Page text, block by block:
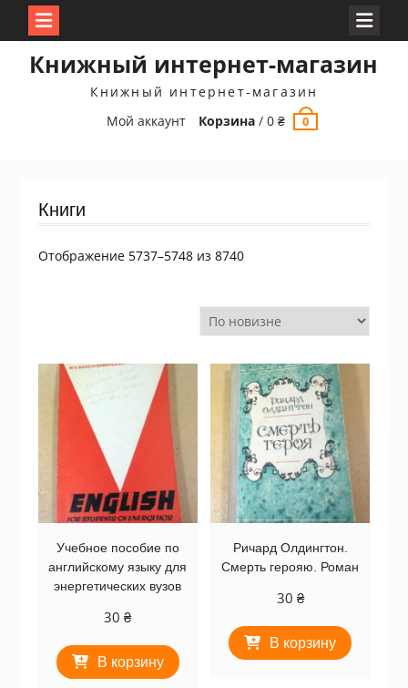
Книжный интернет-магазин
Книжный интернет-магазин
Мой аккаунт
Корзина /0₴ 0
Книги
Отображение 5737–5748 из 8740Сортировка:
Учебное пособие по
английскому языку для
энергетических вузов
30₴
В корзину
Ричард Олдингтон.
Смерть герояю. Роман
30 ₴
В корзину